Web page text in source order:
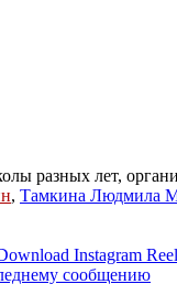
разных лет,
, Тамкина Людмила
Instagram
сообщению